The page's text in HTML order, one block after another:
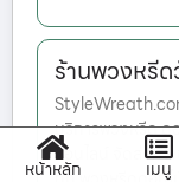
ร้านพวงหรี
บริการพวงหรีด ด
ออนไลน์ จัดส่งทั่ว
หน้าหลัก เมนู